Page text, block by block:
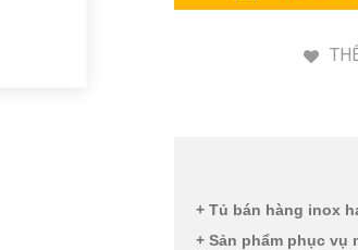
+ Tủ bán hàng inox
+ Sản phẩm phục